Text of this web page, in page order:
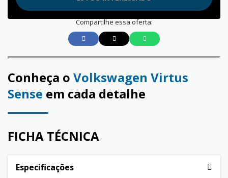
Compartilhe essa oferta:
Conheça o Volkswagen Virtus
Sense em cada detalhe
FICHA TÉCNICA
Especificações